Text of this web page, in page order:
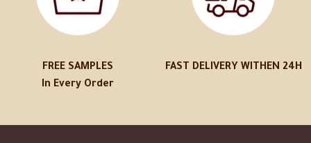
FREE SAMPLES
In Every Order
FAST DELIVERY WITHEN 24H